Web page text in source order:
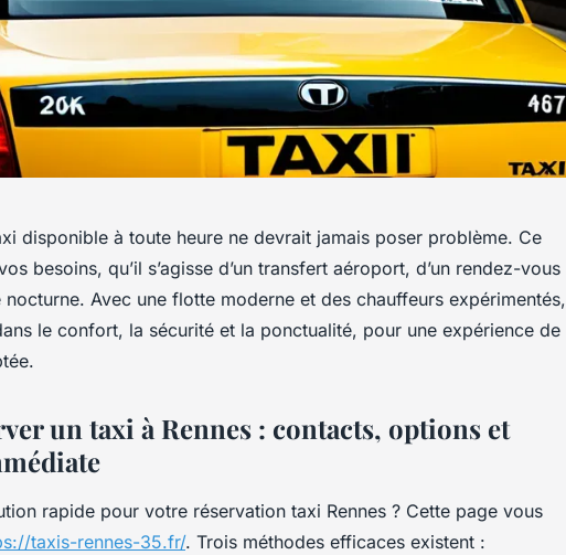
disponible à toute heure ne devrait jamais poser problème. Ce
besoins, qu’il s’agisse d’un transfert aéroport, d’un rendez-vous
nocturne. Avec une flotte moderne et des chauffeurs expérimentés,
le confort, la sécurité et la ponctualité, pour une expérience de
un taxi à Rennes : contacts, options et
rapide pour votre réservation taxi Rennes ? Cette page vous
taxis-rennes-35.fr/. Trois méthodes efficaces existent :